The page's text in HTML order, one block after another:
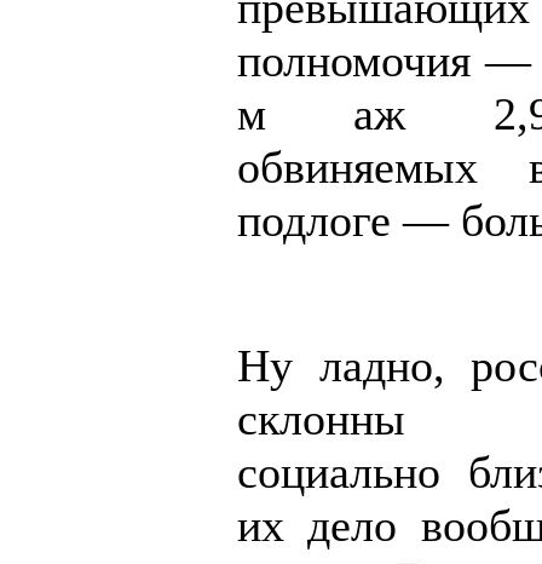
полномочия —
м аж
обвиняемых
подлоге —
Ну ладно,
склонны
социально
их дело